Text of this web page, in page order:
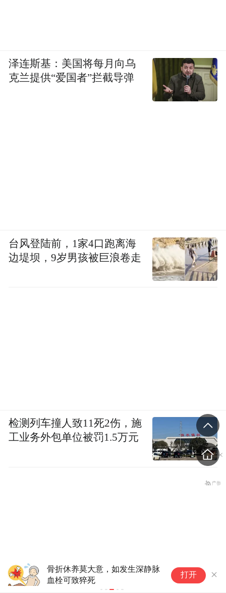
骨折休养莫大意，如发生深静脉
血栓可致猝死
打开
泽连斯基：美国将每月向乌
克兰提供“爱国者”拦截导弹
台风登陆前，1家4口跑离海
边堤坝，9岁男孩被巨浪卷走
检测列车撞人致11死2伤，施
工业务外包单位被罚1.5万元